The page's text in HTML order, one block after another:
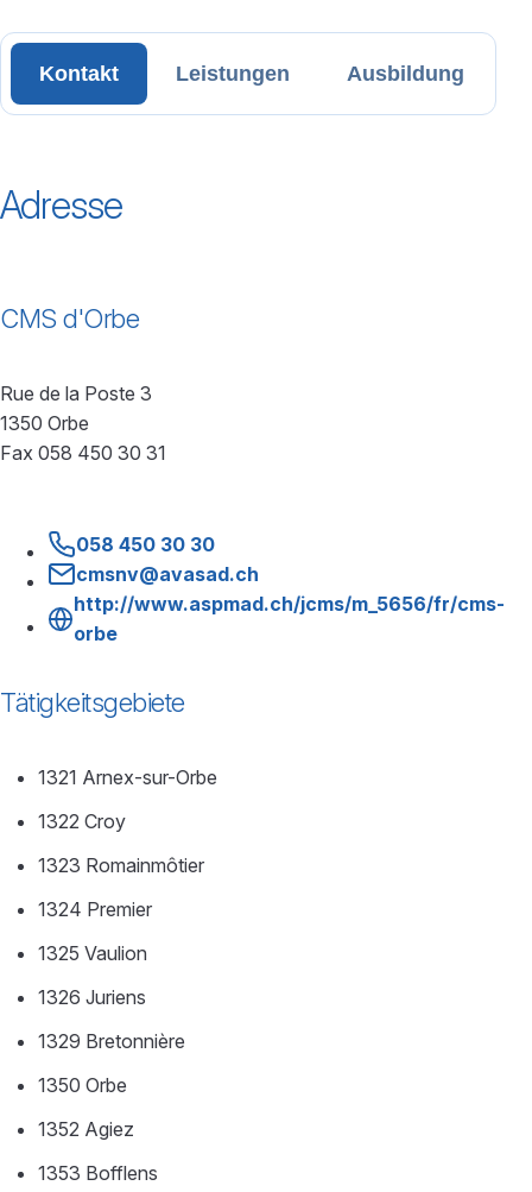
Kontakt Leistungen Ausbildung
Adresse
CMS d'Orbe
Rue de la Poste 3
1350 Orbe
Fax 058 450 30 31
058 450 30 30
cmsnv@avasad.ch
http://www.aspmad.ch/jcms/m_5656/fr/cms-
orbe
Tätigkeitsgebiete
1321 Arnex-sur-Orbe
1322 Croy
1323 Romainmôtier
1324 Premier
1325 Vaulion
1326 Juriens
1329 Bretonnière
1350 Orbe
1352 Agiez
1353 Bofflens